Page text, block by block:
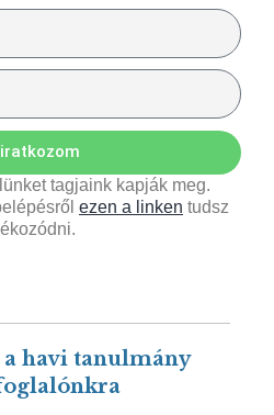
tagjaink kapják meg.
ezen a linken tudsz
havi tanulmány